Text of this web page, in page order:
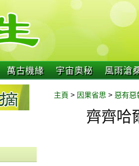
萬古機緣 宇宙奧秘 風雨滄
主頁 > 因果省思 > 惡有惡
齊齊哈